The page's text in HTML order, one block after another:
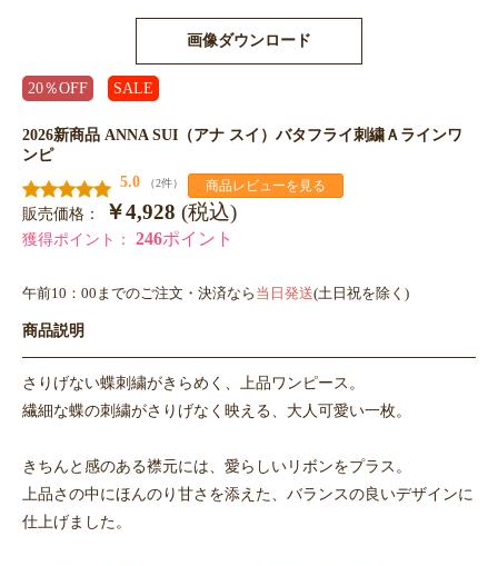
画像ダウンロード
20％OFF SALE
2026新商品 ANNA SUI（アナ スイ）バタフライ刺繍Ａラインワ
ンピ
5.0
（2件） 商品レビューを見る
販売価格： ￥4,928 (税込)
獲得ポイント： 246ポイント
午前10：00までのご注文・決済なら 当日発送(土日祝を除く)
商品説明
さりげない蝶刺繍がきらめく、上品ワンピース。
繊細な蝶の刺繍がさりげなく映える、大人可愛い一枚。
きちんと感のある襟元には、愛らしいリボンをプラス。
上品さの中にほんのり甘さを添えた、バランスの良いデザインに
仕上げました。